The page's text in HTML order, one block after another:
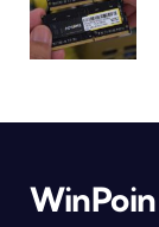
WinPoin